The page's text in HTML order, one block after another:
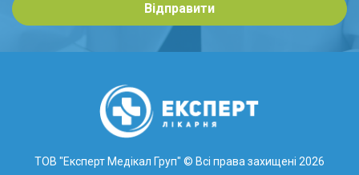
Відправити
ТОВ "Експерт Медікал Груп" © Всі права захищені 2026